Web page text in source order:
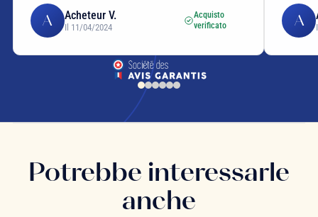
A Acheteur V.
Il 11/04/2024
Acquisto
verificato
A
Potrebbe interessarle
anche